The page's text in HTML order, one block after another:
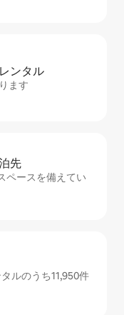
ン⁠タ⁠ル
ます
先
ペースを備えてい
ルのうち11,950件